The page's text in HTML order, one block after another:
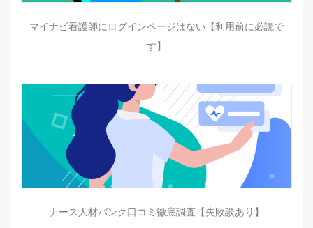
マイナビ看護師にログインページはない【利用前に必読で
す】
ナース人材バンク口コミ徹底調査【失敗談あり】